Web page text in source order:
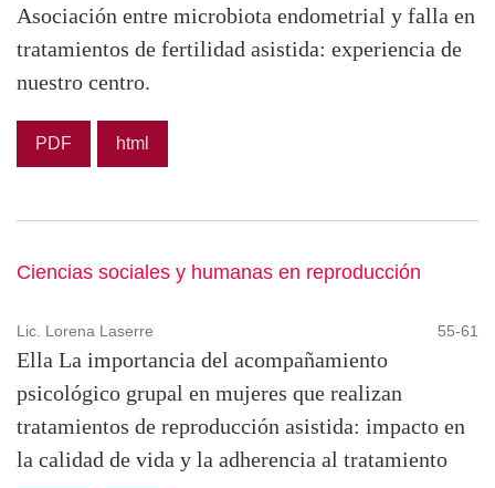
Asociación entre microbiota endometrial y falla en
tratamientos de fertilidad asistida: experiencia de
nuestro centro.
PDF html
Ciencias sociales y humanas en reproducción
Lic. Lorena Laserre 55-61
Ella La importancia del acompañamiento
psicológico grupal en mujeres que realizan
tratamientos de reproducción asistida: impacto en
la calidad de vida y la adherencia al tratamiento